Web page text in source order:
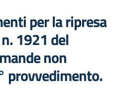
per la ripresa
1921 del
non
provvedimento.